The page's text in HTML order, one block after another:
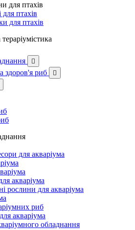
для птахів
птахів
для птахів

здоров'я риб 
для акваріума
акваріума
рослини для акваріума
риб
акваріума
обладнання